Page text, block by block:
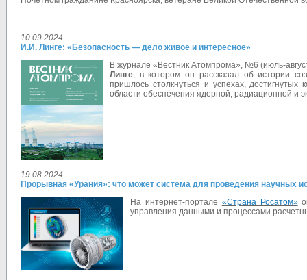
10.09.2024
И.И. Линге: «Безопасность — дело живое и интересное»
В журнале «Вестник Атомпрома», №6 (июль-
Линге, в котором он рассказал об истории
пришлось столкнуться и успехах,
области обеспечения ядерной, радиационной и
19.08.2024
Прорывная «Урания»: что может система для проведения научных
На интернет-портале «Страна Росатом»
управления данными и процессами